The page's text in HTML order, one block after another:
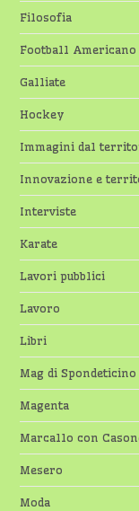
Filosofia
Football Americano
Galliate
Hockey
Immagini dal
Innovazione e
Interviste
Karate
Lavori pubblici
Lavoro
Libri
Mag di Spondeticino
Magenta
Marcallo con
Mesero
Moda